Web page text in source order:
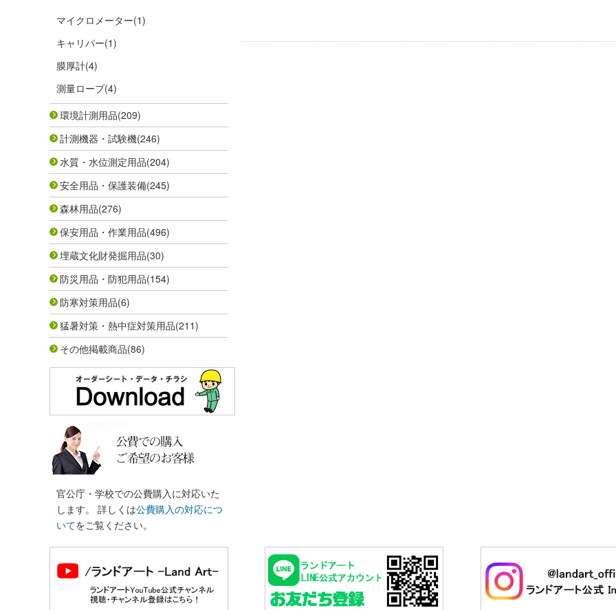
マイクロメーター(1)
キャリパー(1)
膜厚計(4)
測量ロープ(4)
環境計測用品(209)
計測機器・試験機(246)
水質・水位測定用品(204)
安全用品・保護装備(245)
森林用品(276)
保安用品・作業用品(496)
埋蔵文化財発掘用品(30)
防災用品・防犯用品(154)
防寒対策用品(6)
猛暑対策・熱中症対策用品(211)
その他掲載商品(86)
官公庁・学校での公費購入に対応いた
します。 詳しくは公費購入の対応につ
いてをご覧ください。